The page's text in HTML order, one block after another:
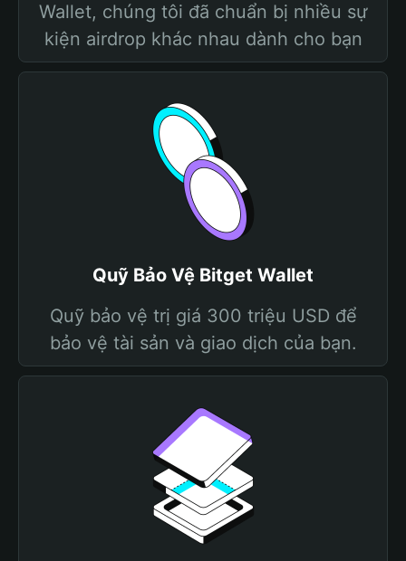
Wallet, chúng tôi đã chuẩn bị nhiều sự
kiện airdrop khác nhau dành cho bạn
Quỹ Bảo Vệ Bitget Wallet
Quỹ bảo vệ trị giá 300 triệu USD để
bảo vệ tài sản và giao dịch của bạn.